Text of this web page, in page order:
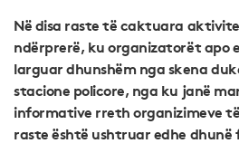
Në disa raste të caktuara
ndërprerë, ku organizatorët apo
larguar dhunshëm nga skena
stacione policore, nga ku janë
informative rreth organizimeve
raste është ushtruar edhe dhunë